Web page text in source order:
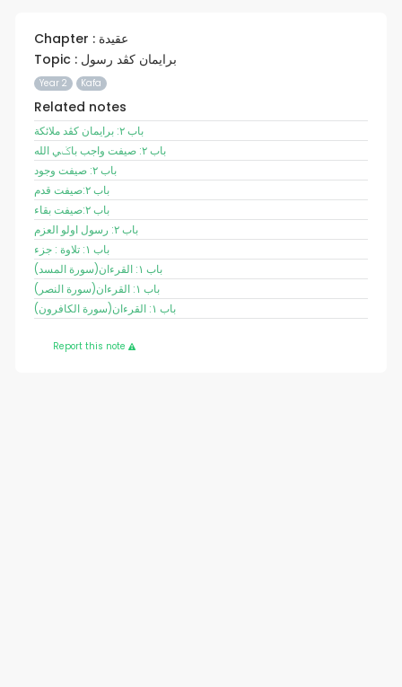
Chapter : عقيدة
Topic : برايمان کڤد رسول
Year 2 Kafa
Related notes
باب ٢: برايمان کڤد ملائکة
باب ٢: صيفت واجب باݢي الله
باب ٢: صيفت وجود
باب ٢:صيفت قدم
باب ٢:صيفت بقاء
باب ٢: رسول اولو العزم
باب ١: تلاوة : جزء
(سورة المسد)باب ١: القرءان
(سورة النصر)باب ١: القرءان
(سورة الكافرون)باب ١: القرءان
Report this note